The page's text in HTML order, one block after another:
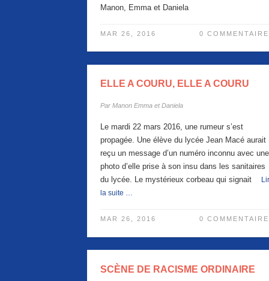
Manon, Emma et Daniela
MAR 26, 2016 0
ELLE A COURU, ELLE A COURU
Par Manon Emma et Daniela
Le mardi 22 mars 2016, une rumeur s’est
propagée. Une élève du lycée Jean Macé aurait
reçu un message d’un numéro inconnu avec une
photo d’elle prise à son insu dans les sanitaires
du lycée. Le mystérieux corbeau qui signait
la suite …
MAR 26, 2016 0
SCÈNE DE RACISME ORDINAIRE